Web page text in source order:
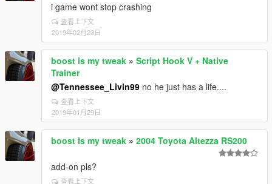
i game wont stop crashing
查看上下文
2019年02月23日
boost is my tweak » Script Hook V + Native
Trainer
@Tennessee_Livin99 no he just has a life....
查看上下文
2019年01月29日
boost is my tweak » 2004 Toyota Altezza RS200
add-on pls?
查看上下文